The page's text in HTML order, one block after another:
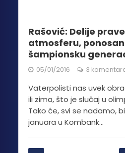
Rašović: Delije
atmosferu,
šampionsku
05/01/2016 3
Vaterpolisti nas uvek
ili zima, što je slučaj u
Tako će, svi se nadamo,
januara u Kombank...